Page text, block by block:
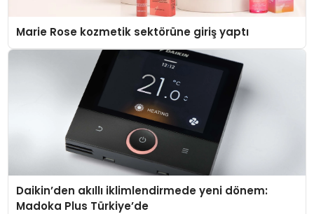
Marie Rose kozmetik sektörüne giriş yaptı
Daikin’den akıllı iklimlendirmede yeni dönem:
Madoka Plus Türkiye’de